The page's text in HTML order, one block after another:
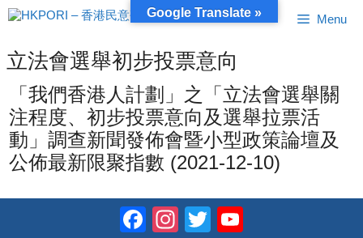
跳
至
容
Menu
立法會選舉初步投票意向
「我們香港人計劃」之「立法會選舉關
注程度、初步投票意向及選舉拉票活
動」調查新聞發佈會暨小型政策論壇及
公佈最新限聚指數 (2021-12-10)
Facebook
Instagram
Twitter
Google Translate »